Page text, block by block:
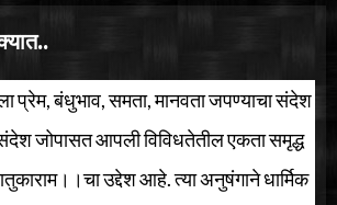
प्रेम, बंधुभाव, समता, मानवता जपण्याचा संदेश
जोपासत आपली विविधतेतील एकता समृद्ध
उद्देश आहे. त्या अनुषंगाने धार्मिक